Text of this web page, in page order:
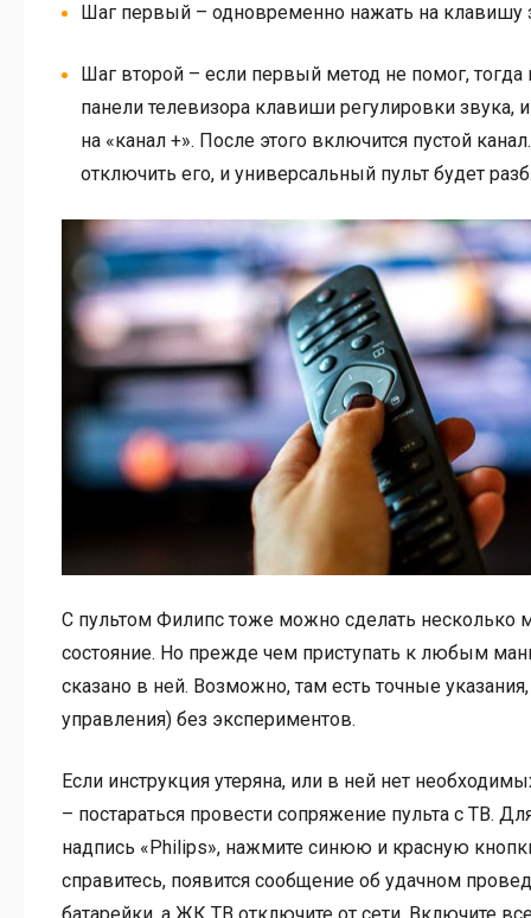
Шаг первый – одновременно нажать на клавишу
Шаг второй – если первый метод не помог,
панели телевизора клавиши регулировки звука,
на «канал +». После этого включится пустой
отключить его, и универсальный пульт будет
С пультом Филипс тоже можно сделать несколько
состояние. Но прежде чем приступать к любым
сказано в ней. Возможно, там есть точные
управления) без экспериментов.
Если инструкция утеряна, или в ней нет
– постараться провести сопряжение пульта с ТВ.
надпись «Philips», нажмите синюю и красную
справитесь, появится сообщение об удачном